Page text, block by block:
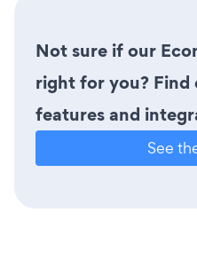
Not sure if our
right for you?
features and
See